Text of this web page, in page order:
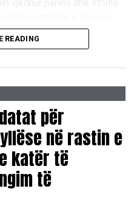
si “Ura e Taliqit”, si dhe u
E.A/
READING
për
në rastin e
katër të
të